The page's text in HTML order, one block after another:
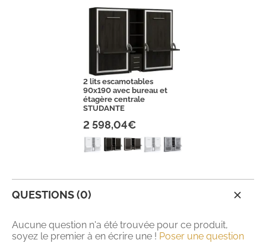
2 lits escamotables
90x190 avec bureau et
étagère centrale
STUDANTE
2 598,04€
QUESTIONS (0)
Aucune question n'a été trouvée pour ce produit,
soyez le premier à en écrire une ! Poser une question